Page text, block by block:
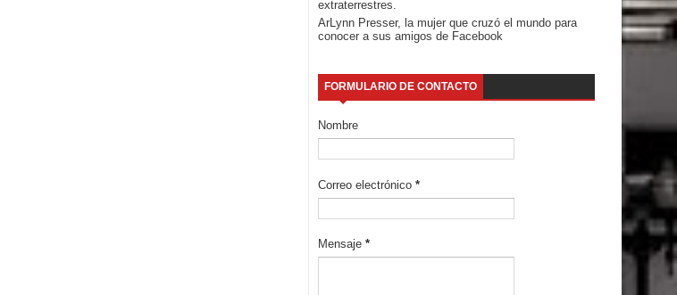
extraterrestres.
ArLynn Presser, la mujer que cruzó el mundo para
conocer a sus amigos de Facebook
FORMULARIO DE CONTACTO
Nombre
Correo electrónico *
Mensaje *